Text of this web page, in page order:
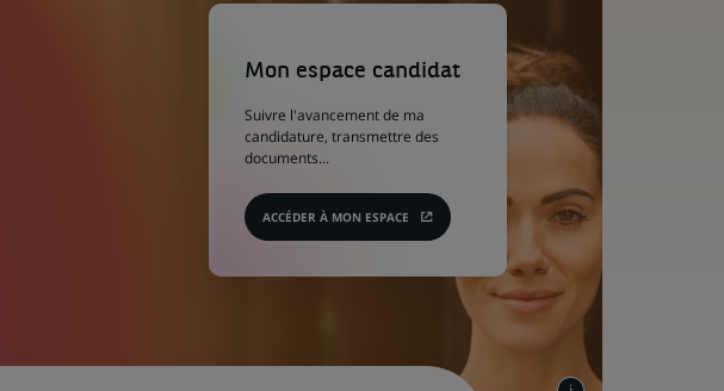
Mon espace candidat
Suivre l'avancement de ma
candidature, transmettre des
documents...
ACCÉDER À MON ESPACE
(Ce
s'ouvre
dans
nouvel
onglet)